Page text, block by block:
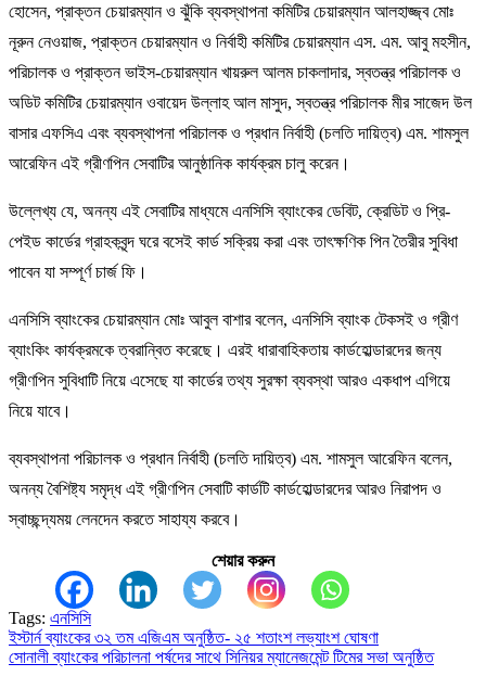
হোসেন, প্রাক্তন চেয়ারম্যান ও ঝুঁকি ব্যবস্থাপনা কমিটির চেয়ারম্যান আলহাজ্জ্ব মোঃ
নূরুন নেওয়াজ, প্রাক্তন চেয়ারম্যান ও নির্বাহী কমিটির চেয়ারম্যান এস. এম. আবু মহসীন,
পরিচালক ও প্রাক্তন ভাইস-চেয়ারম্যান খায়রুল আলম চাকলাদার, স্বতন্ত্র পরিচালক ও
অডিট কমিটির চেয়ারম্যান ওবায়েদ উল্লাহ আল মাসুদ, স্বতন্ত্র পরিচালক মীর সাজেদ উল
বাসার এফসিএ এবং ব্যবস্থাপনা পরিচালক ও প্রধান নির্বাহী (চলতি দায়িত্ব) এম. শামসুল
আরেফিন এই গ্রীণপিন সেবাটির আনুষ্ঠানিক কার্যক্রম চালু করেন।
উল্লেখ্য যে, অনন্য এই সেবাটির মাধ্যমে এনসিসি ব্যাংকের ডেবিট, ক্রেডিট ও প্রি-
পেইড কার্ডের গ্রাহকবৃন্দ ঘরে বসেই কার্ড সক্রিয় করা এবং তাৎক্ষণিক পিন তৈরীর সুবিধা
পাবেন যা সম্পূর্ণ চার্জ ফি।
এনসিসি ব্যাংকের চেয়ারম্যান মোঃ আবুল বাশার বলেন, এনসিসি ব্যাংক টেকসই ও গ্রীণ
ব্যাংকিং কার্যক্রমকে ত্বরান্বিত করেছে। এরই ধারাবাহিকতায় কার্ডহোল্ডারদের জন্য
গ্রীণপিন সুবিধাটি নিয়ে এসেছে যা কার্ডের তথ্য সুরক্ষা ব্যবস্থা আরও একধাপ এগিয়ে
নিয়ে যাবে।
ব্যবস্থাপনা পরিচালক ও প্রধান নির্বাহী (চলতি দায়িত্ব) এম. শামসুল আরেফিন বলেন,
অনন্য বৈশিষ্ট্য সমৃদ্ধ এই গ্রীণপিন সেবাটি কার্ডটি কার্ডহোল্ডারদের আরও নিরাপদ ও
স্বাচ্ছন্দ্যময় লেনদেন করতে সাহায্য করবে।
শেয়ার করুন
Tags: এনসিসি
Post
ইস্টার্ন ব্যাংকের ৩২ তম এজিএম অনুষ্ঠিত- ২৫ শতাংশ লভ্যাংশ ঘোষণা
সোনালী ব্যাংকের পরিচালনা পর্ষদের সাথে সিনিয়র ম্যানেজমেন্ট টিমের সভা অনুষ্ঠিত